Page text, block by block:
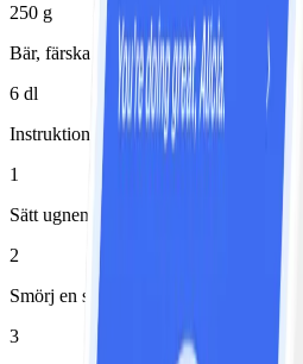
250 g
Bär, färska
6 dl
Instruktioner
1
Sätt ugnen på 200°.
2
Smörj en springform, ca 21 cm i
3